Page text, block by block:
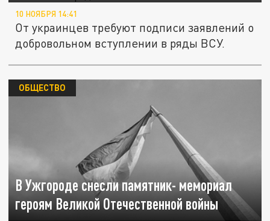
10 НОЯБРЯ 14:41
От украинцев требуют подписи заявлений о
добровольном вступлении в ряды ВСУ.
В Ужгороде снесли памятник- мемориал
героям Великой Отечественной войны
ОБЩЕСТВО